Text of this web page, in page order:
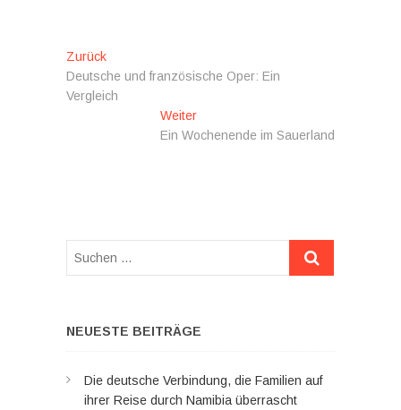
Beitragsnavigation
ZurückVorheriger
Beitrag:
Deutsche und französische Oper: Ein
Vergleich
WeiterNächster
Beitrag:
Ein Wochenende im Sauerland
Suchen
NEUESTE BEITRÄGE
Die deutsche Verbindung, die Familien auf
ihrer Reise durch Namibia überrascht